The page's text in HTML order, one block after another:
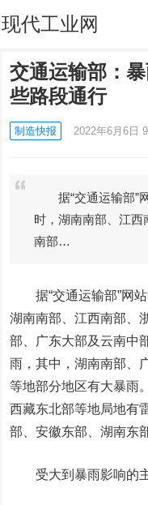
现代工业网
交通运输部：
些路段通行
制造快报 2022年6月6日
据“交通运输部”网
时，湖南南部、江
南部…
据“交通运输部”网站
湖南南部、江西南部、
部、广东大部及云南中
雨，其中，湖南南部、
等地部分地区有大暴雨
西藏东北部等地局地有
部、安徽东部、湖南东
受大到暴雨影响的